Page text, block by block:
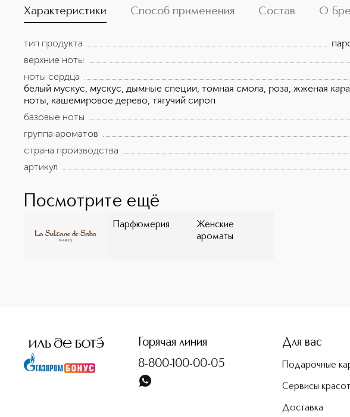
дизайн флакона может отличаться от фото в интернет-магазине.
Характеристики Способ применения Состав О
тип продукта
верхние ноты
ноты сердца
белый мускус, мускус, дымные специи, томная смола, роза, жженая
ноты, кашемировое дерево, тягучий сироп
базовые ноты
группа ароматов
страна производства
артикул
Посмотрите ещё
Парфюмерия
Женские
ароматы
Горячая линия
8-800-100-00-05
Для вас
Подарочные
Сервисы
Доставка